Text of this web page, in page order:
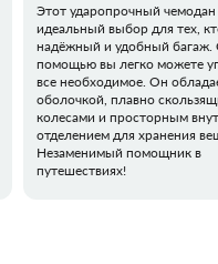
Этот ударопрочный чемодан
идеальный выбор для тех,
надёжный и удобный багаж.
помощью вы легко можете
все необходимое. Он
оболочкой, плавно
колесами и просторным
отделением для хранения
Незаменимый помощник в
путешествиях!